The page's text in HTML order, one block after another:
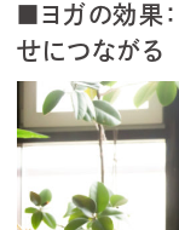
■ヨガの効果
せにつながる